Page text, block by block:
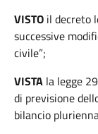
VISTO il decreto
successive
civile”;
VISTA la legge
di previsione
bilancio